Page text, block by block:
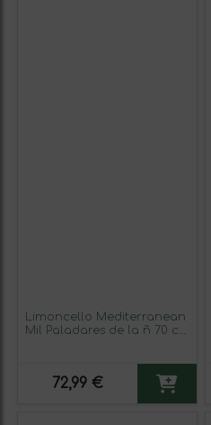
Limoncello Mediterranean
Mil Paladares de la ñ 70 cl
72,99 €